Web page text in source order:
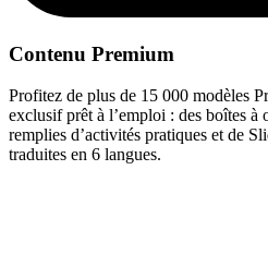
Contenu Premium
Profitez de plus de 15 000 modèles
exclusif prêt à l’emploi : des boîtes à
remplies d’activités pratiques et de
traduites en 6 langues.